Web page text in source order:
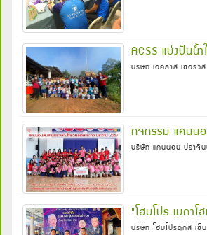
ACSS แบ่งปันน้
บริษัท เอคลาส เซอร์
กิจกรรม แคนน
บริษัท แคนนอน ปราจี
"โฮมโปร เมกา
บริษัท โฮมโปรดักส์ เ